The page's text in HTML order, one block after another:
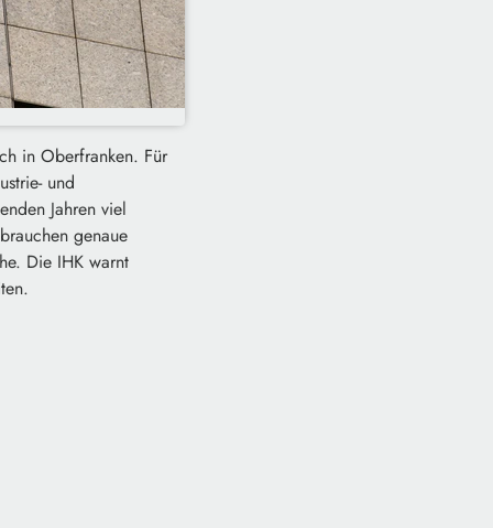
in Oberfranken. Für
und
Jahren viel
genaue
Die IHK warnt